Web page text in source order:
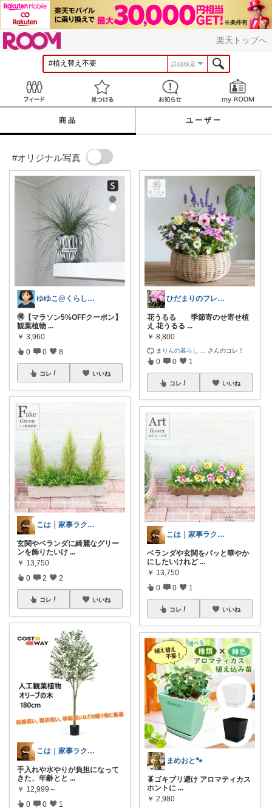
楽天トップへ
詳細検索
見つける お知らせ
商品 ユーザー
#オリジナル写真
ゆゆこ@くらしを楽に便利に✨
🉐【マラソン5%OFFクーポン】
観葉植物 ...
￥ 3,960
0 0 8
コレ いいね
こは｜家事ラクと暮らしの趣味↗️楽天市場
玄関やベランダに綺麗なグリー
ンを飾りたいけ ...
￥ 13,750
0 2 2
コレ いいね
こは｜家事ラクと暮らしの趣味↗️楽天市場
手入れや水やりが負担になって
きた、年齢とと ...
￥ 12,999～
0 0 1
ひだまりのフレンチ🩷ガーデン
花うるる 季節寄のせ寄せ植
え 花うるる ...
￥ 8,800
まりんの暮らし さんのコレ！
0 0 1
コレ いいね
こは｜家事ラクと暮らしの趣味↗️楽天市場
ベランダや玄関をパッと華やか
にしたいけれど ...
￥ 13,750
0 0 1
コレ いいね
まめおと🐾
🪳ゴキブリ避け アロマティカス
ホントに ...
￥ 2,980